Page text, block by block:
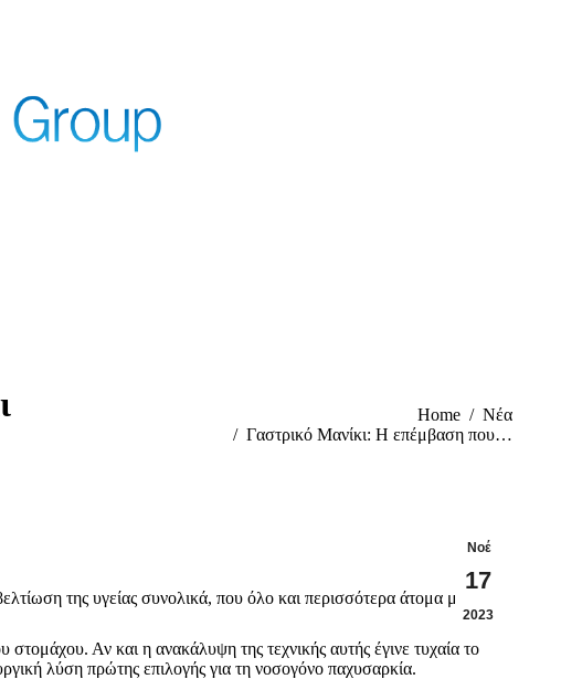
Home
Νέα
Γαστρικό Μανίκι: Η επέμβαση που…
Νοέ
17
2023
της υγείας συνολικά, που όλο και περισσότερα άτομα με
στομάχου. Αν και η ανακάλυψη της τεχνικής αυτής έγινε τυχαία το
λύση πρώτης επιλογής για τη νοσογόνο παχυσαρκία.